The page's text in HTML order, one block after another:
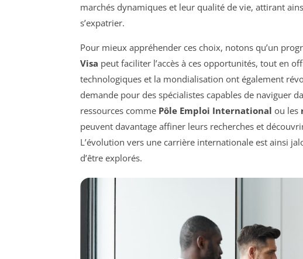
marchés dynamiques et leur qualité de vie, attirant
s’expatrier.
Pour mieux appréhender ces choix, notons qu’un
Visa peut faciliter l’accès à ces opportunités, tout en
technologiques et la mondialisation ont également
demande pour des spécialistes capables de naviguer
ressources comme Pôle Emploi International ou les
peuvent davantage affiner leurs recherches et
L’évolution vers une carrière internationale est ainsi
d’être explorés.